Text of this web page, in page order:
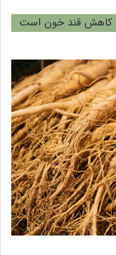
کاهش قند خون است